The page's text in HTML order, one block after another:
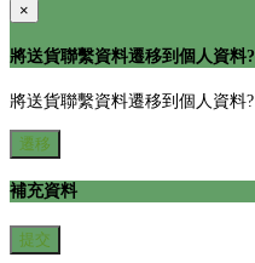
×
將送貨聯繫資料遷移到個人資料?
將送貨聯繫資料遷移到個人資料?
遷移
補充資料
提交